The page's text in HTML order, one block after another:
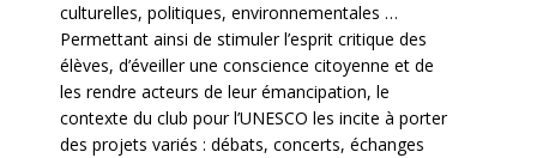
culturelles, politiques, environnementales …
Permettant ainsi de stimuler l’esprit critique des
élèves, d’éveiller une conscience citoyenne et de
les rendre acteurs de leur émancipation, le
contexte du club pour l’UNESCO les incite à porter
des projets variés : débats, concerts, échanges